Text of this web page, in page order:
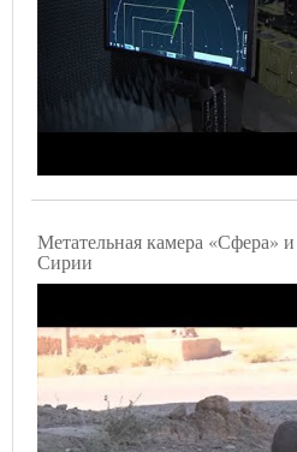
Метательная камера «Сфера»
Сирии